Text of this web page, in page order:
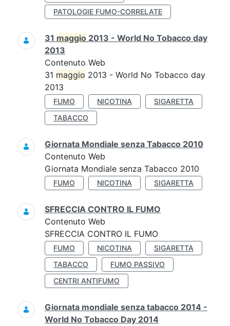
PATOLOGIE FUMO-CORRELATE
31 maggio 2013 - World No Tobacco day
2013
Contenuto Web
31 maggio 2013 - World No Tobacco day
2013
FUMO NICOTINA
SIGARETTA
TABACCO
Giornata Mondiale senza Tabacco 2010
Contenuto Web
Giornata Mondiale senza Tabacco 2010
FUMO NICOTINA SIGARETTA
SFRECCIA CONTRO IL FUMO
Contenuto Web
SFRECCIA CONTRO IL FUMO
FUMO NICOTINA
SIGARETTA
TABACCO
FUMO PASSIVO
CENTRI ANTIFUMO
Giornata mondiale senza tabacco 2014 -
World No Tobacco Day 2014